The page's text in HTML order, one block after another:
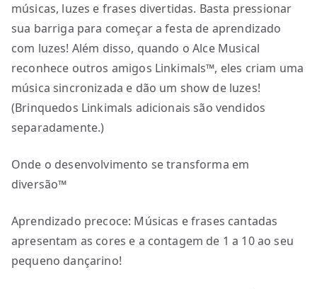
músicas, luzes e frases divertidas. Basta pressionar
sua barriga para começar a festa de aprendizado
com luzes! Além disso, quando o Alce Musical
reconhece outros amigos Linkimals™, eles criam uma
música sincronizada e dão um show de luzes!
(Brinquedos Linkimals adicionais são vendidos
separadamente.)
Onde o desenvolvimento se transforma em
diversão™
Aprendizado precoce: Músicas e frases cantadas
apresentam as cores e a contagem de 1 a 10 ao seu
pequeno dançarino!